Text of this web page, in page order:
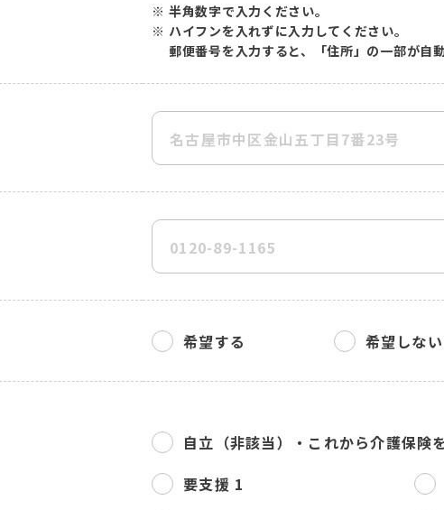
※ 半角数字で入力ください。
※ ハイフンを入れずに入力してください。
郵便番号を入力すると、「住所」の一部が自
希望する 希望しない
自立（非該当）・ これから介護保険
要支援 1